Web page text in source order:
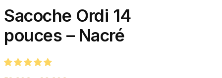
Sacoche Ordi 14
pouces – Nacré